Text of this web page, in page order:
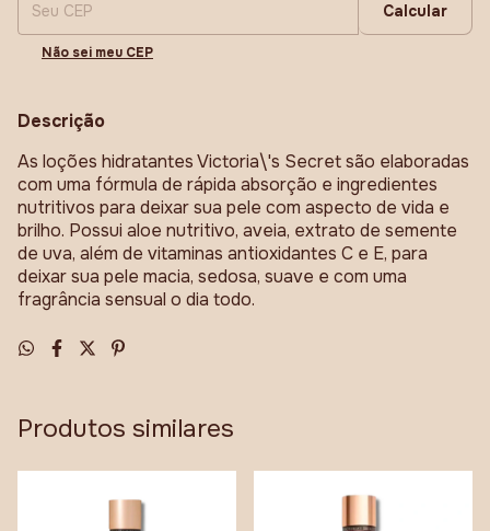
Calcular
Não sei meu CEP
Descrição
As loções hidratantes Victoria\'s Secret são elaboradas
com uma fórmula de rápida absorção e ingredientes
nutritivos para deixar sua pele com aspecto de vida e
brilho. Possui aloe nutritivo, aveia, extrato de semente
de uva, além de vitaminas antioxidantes C e E, para
deixar sua pele macia, sedosa, suave e com uma
fragrância sensual o dia todo.
Produtos similares